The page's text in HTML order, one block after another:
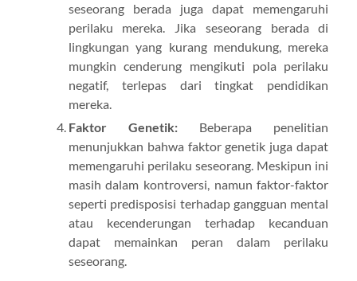
seseorang berada juga dapat memengaruhi
perilaku mereka. Jika seseorang berada di
lingkungan yang kurang mendukung, mereka
mungkin cenderung mengikuti pola perilaku
negatif, terlepas dari tingkat pendidikan
mereka.
Faktor Genetik:Beberapa penelitian
menunjukkan bahwa faktor genetik juga dapat
memengaruhi perilaku seseorang. Meskipun ini
masih dalam kontroversi, namun faktor-faktor
seperti predisposisi terhadap gangguan mental
atau kecenderungan terhadap kecanduan
dapat memainkan peran dalam perilaku
seseorang.